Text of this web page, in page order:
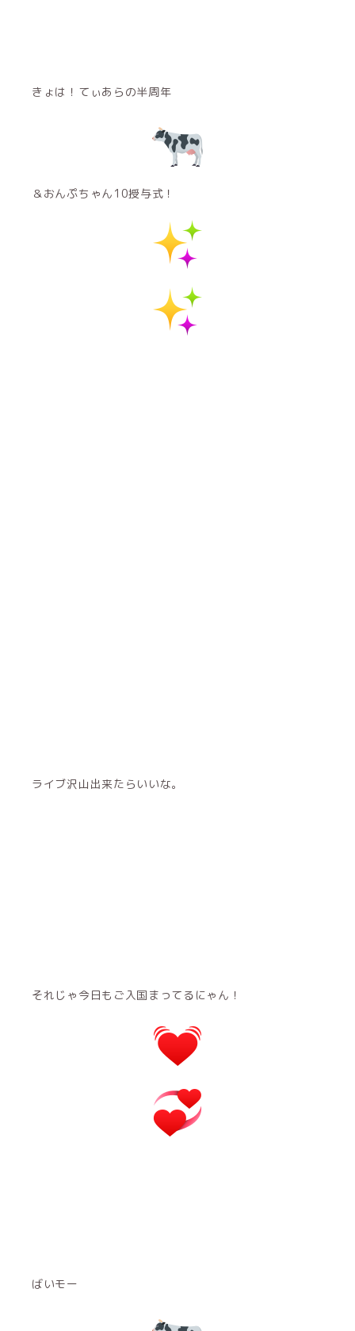
きょは！てぃあらの半周年
＆おんぷちゃん10授与式！
ライブ沢山出来たらいいな。
それじゃ今日もご入国まってるにゃん！
ばいモー